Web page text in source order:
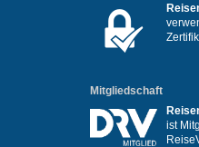
Mitgliedschaft
ist